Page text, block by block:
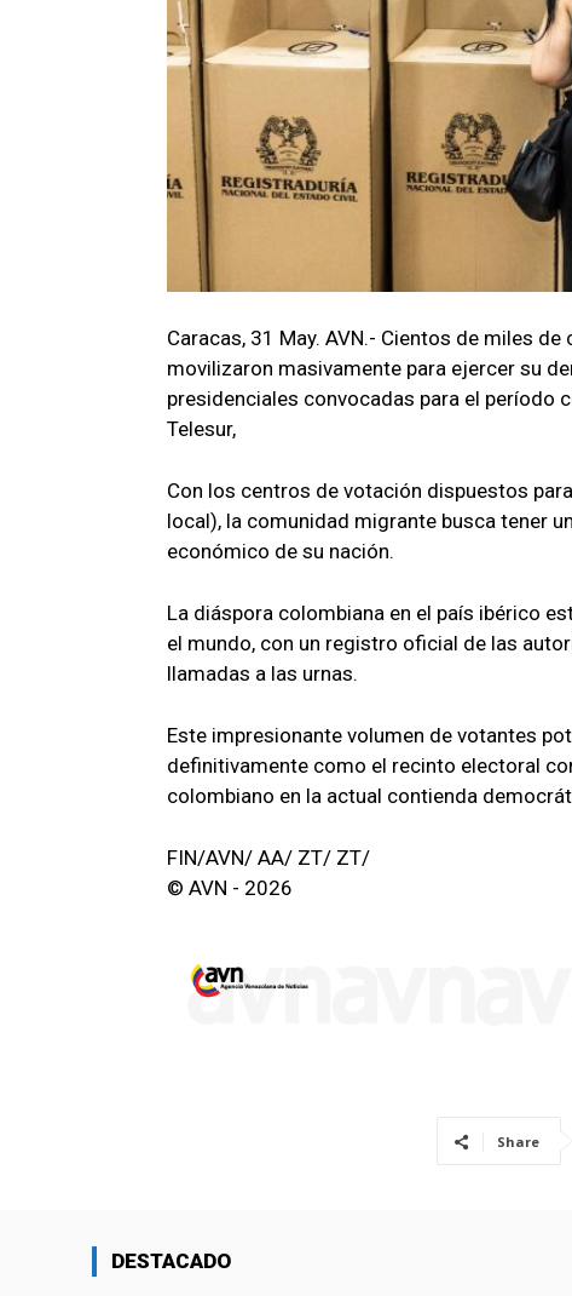
Caracas, 31 May. AVN.- Cientos de miles
movilizaron masivamente para ejercer su
presidenciales convocadas para el
Telesur,
Con los centros de votación dispuestos
local), la comunidad migrante busca tener
económico de su nación.
La diáspora colombiana en el país ibérico
el mundo, con un registro oficial de las
llamadas a las urnas.
Este impresionante volumen de votantes
definitivamente como el recinto electoral
colombiano en la actual contienda
FIN/AVN/ AA/ ZT/ ZT/
© AVN - 2026
Share
DESTACADO